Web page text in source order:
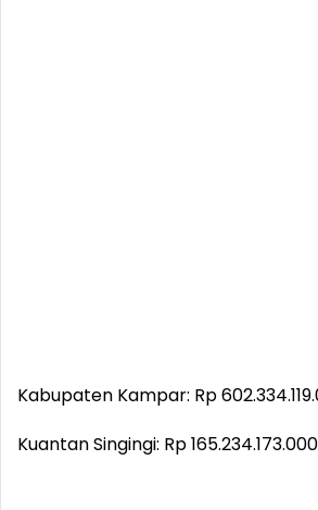
Kabupaten Kampar: Rp
Kuantan Singingi: Rp